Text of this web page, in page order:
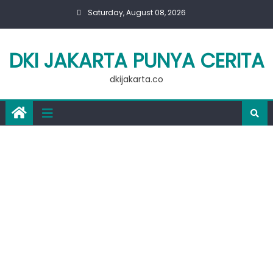
Saturday, August 08, 2026
DKI JAKARTA PUNYA CERITA
dkijakarta.co